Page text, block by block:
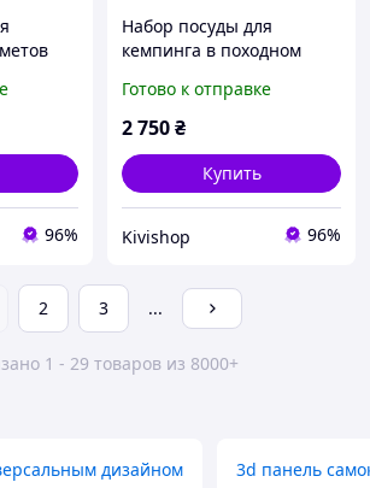
96%
Набор посуды для
кемпинга в походном
предметов
Готово к отправке
2 750₴
Купить
Kivishop 96%
2 3 ...
1 - 29 товаров из 8000+
дизайном 3d панель